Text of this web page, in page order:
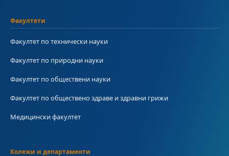
Факултети
Факултет по технически науки
Факултет по природни науки
Факултет по обществени науки
Факултет по обществено здраве и здравни грижи
Медицински факултет
Колежи и департаменти